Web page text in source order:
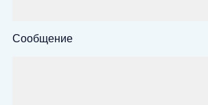
Сообщение